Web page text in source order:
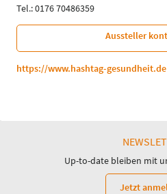
Tel.: 0176 70486359
Aussteller
https://www.hashtag-gesundheit.de
Up-to-date bleiben mit
Jetzt